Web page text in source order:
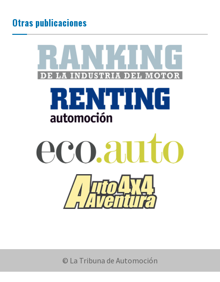
Otras publicaciones
© La Tribuna de Automoción